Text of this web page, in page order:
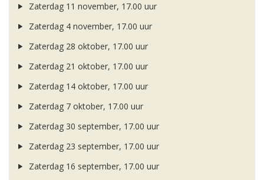
Zaterdag 11 november, 17.00 uur
Zaterdag 4 november, 17.00 uur
Zaterdag 28 oktober, 17.00 uur
Zaterdag 21 oktober, 17.00 uur
Zaterdag 14 oktober, 17.00 uur
Zaterdag 7 oktober, 17.00 uur
Zaterdag 30 september, 17.00 uur
Zaterdag 23 september, 17.00 uur
Zaterdag 16 september, 17.00 uur